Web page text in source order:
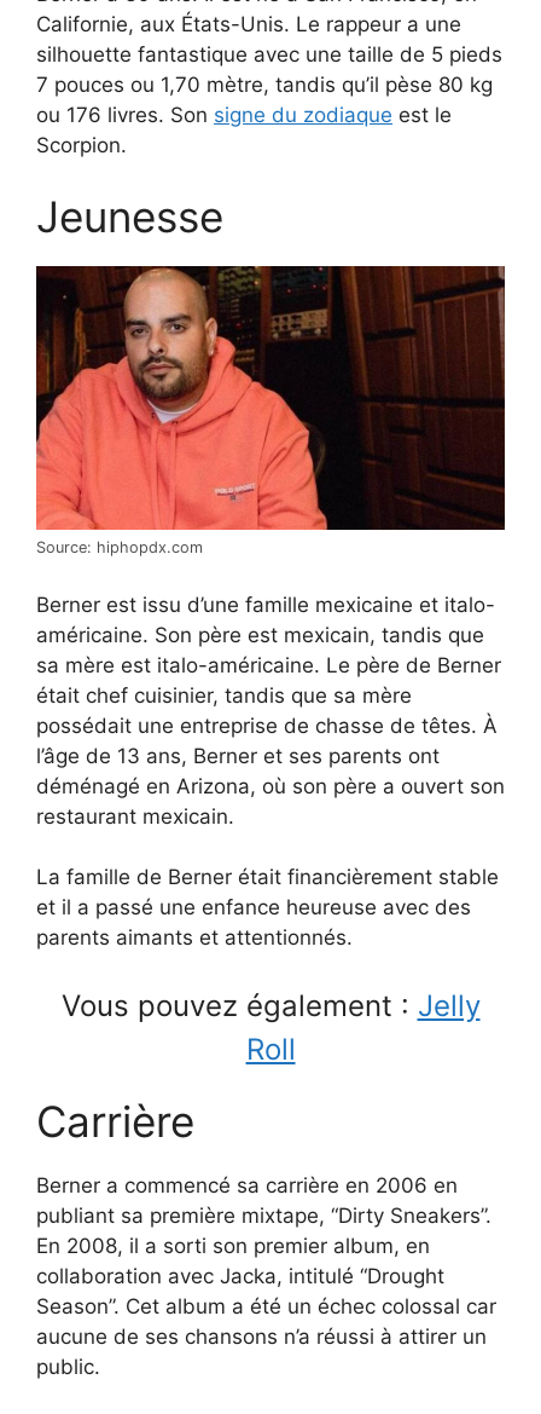
Californie, aux États-Unis. Le rappeur a une
silhouette fantastique avec une taille de 5 pieds
7 pouces ou 1,70 mètre, tandis qu’il pèse 80 kg
ou 176 livres. Son signe du zodiaque est le
Scorpion.
Jeunesse
Source: hiphopdx.com
Berner est issu d’une famille mexicaine et italo-
américaine. Son père est mexicain, tandis que
sa mère est italo-américaine. Le père de Berner
était chef cuisinier, tandis que sa mère
possédait une entreprise de chasse de têtes. À
l’âge de 13 ans, Berner et ses parents ont
déménagé en Arizona, où son père a ouvert son
restaurant mexicain.
La famille de Berner était financièrement stable
et il a passé une enfance heureuse avec des
parents aimants et attentionnés.
Vous pouvez également : Jelly
Roll
Carrière
Berner a commencé sa carrière en 2006 en
publiant sa première mixtape, “Dirty Sneakers”.
En 2008, il a sorti son premier album, en
collaboration avec Jacka, intitulé “Drought
Season”. Cet album a été un échec colossal car
aucune de ses chansons n’a réussi à attirer un
public.